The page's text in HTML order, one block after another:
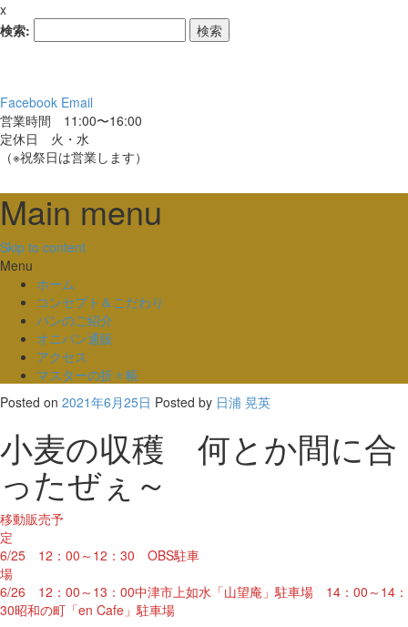
x
検索:
Facebook Email
営業時間 11:00〜16:00
定休日 火・水
（※祝祭日は営業します）
Main menu
Skip to content
Menu
ホーム
コンセプト＆こだわり
パンのご紹介
オニパン通販
アクセス
マスターの折々帳
Posted on 2021年6月25日 Posted by 日浦 晃英
小麦の収穫 何とか間に合
ったぜぇ～
移動販売予
6/25 12：00～12：30 OBS駐車
場
6/26 12：00～13：00中津市上如水「山望庵」駐車場 14：00～14：
30昭和の町「en Cafe」駐車場